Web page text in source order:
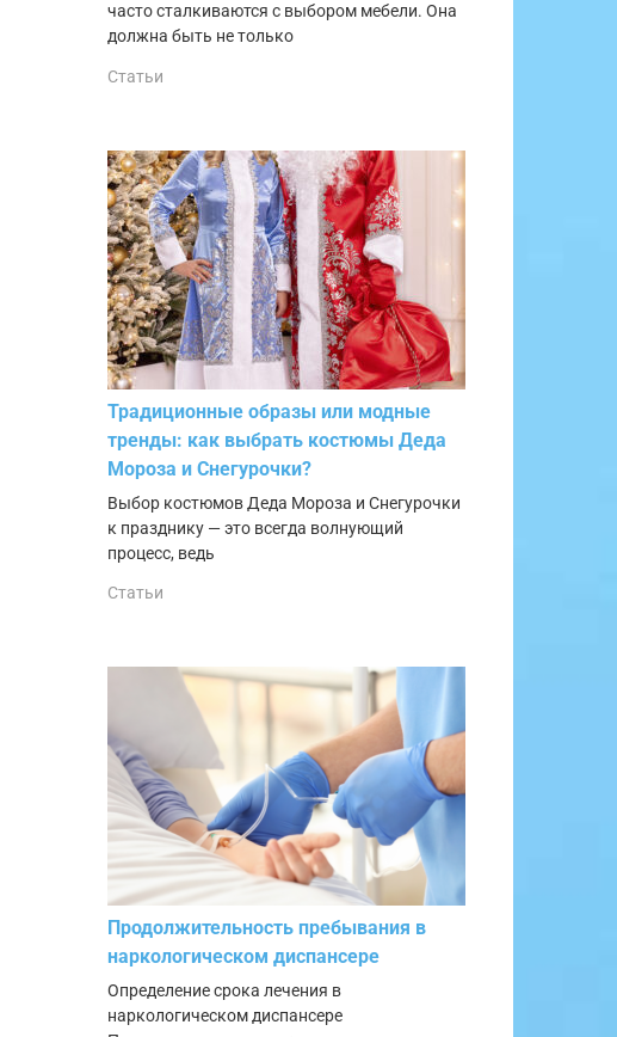
часто сталкиваются с выбором мебели. Она
должна быть не только
Статьи
Традиционные образы или модные
тренды: как выбрать костюмы Деда
Мороза и Снегурочки?
Выбор костюмов Деда Мороза и Снегурочки
к празднику — это всегда волнующий
процесс, ведь
Статьи
Продолжительность пребывания в
наркологическом диспансере
Определение срока лечения в
наркологическом диспансере